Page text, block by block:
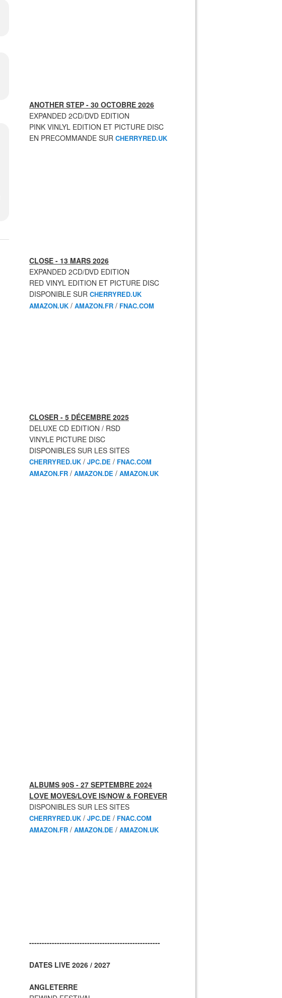
ANOTHER STEP - 30 OCTOBRE 2026
EXPANDED 2CD/DVD EDITION
PINK VINLYL EDITION ET PICTURE DISC
EN PRECOMMANDE SUR CHERRYRED.UK
CLOSE - 13 MARS 2026
EXPANDED 2CD/DVD EDITION
RED VINYL EDITION ET PICTURE DISC
DISPONIBLE SUR CHERRYRED.UK
AMAZON.UK / AMAZON.FR / FNAC.COM
CLOSER - 5 DÉCEMBRE 2025
DELUXE CD EDITION / RSD
VINYLE PICTURE DISC
DISPONIBLES SUR LES SITES
CHERRYRED.UK / JPC.DE / FNAC.COM
AMAZON.FR / AMAZON.DE / AMAZON.UK
ALBUMS 90S - 27 SEPTEMBRE 2024
LOVE MOVES/LOVE IS/NOW & FOREVER
DISPONIBLES SUR LES SITES
CHERRYRED.UK / JPC.DE / FNAC.COM
AMAZON.FR / AMAZON.DE / AMAZON.UK
----------------------------------------------------
DATES LIVE 2026 / 2027
ANGLETERRE